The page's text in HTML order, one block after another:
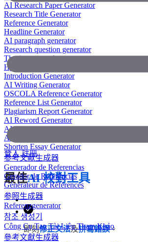
AI Research Paper Generator
Research Title Generator
Reference Generator
Headline Generator
AI paragraph generator
Research question generator
Thesis paragraph generator
Hypothesis generator
Introduction Generator
AI Writing Generator
OSCOLA Reference Generator
Reference List Generator
Plagiarism Report Generator
AI Reword Generator
AI Bullet Point Generator
AI Legal Writing Generator
Shorten Essay Generator
参考文献生成器
Generador de Referencias
Gerador de Referências
Générateur de Références
参照生成器
Referenzgenerator
참조 생성기
Công Cụ Tạo Tài Liệu Tham Khảo
參考文獻生成器
登入註冊
最佳AI 校對工具
即刻修正文法及拼寫錯誤。